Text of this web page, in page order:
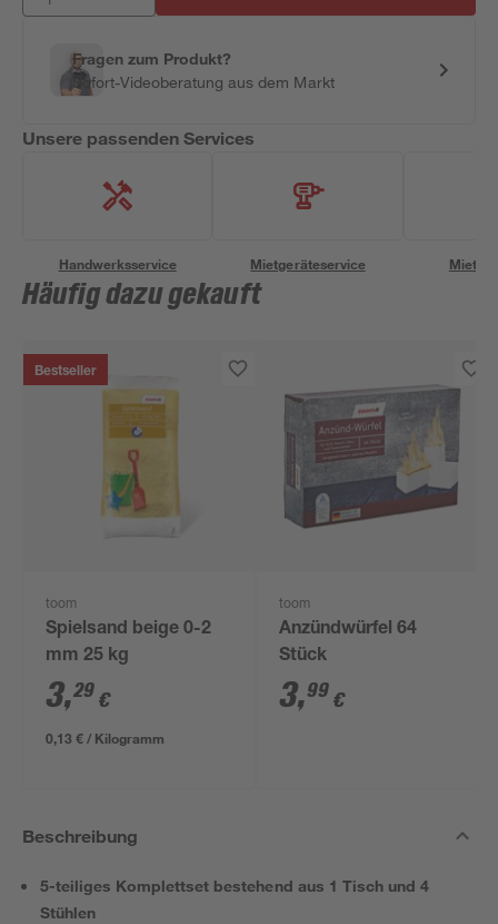
Fragen zum Produkt?
Sofort-Videoberatung aus dem Markt
Unsere passenden Services
Handwerksservice Mietgeräteservice
Häufig dazu gekauft
Bestseller
toom
Spielsand beige 0-2
mm 25 kg
3,29 €
0,13 € / Kilogramm
toom
Anzündwürfel 64
Stück
3,99 €
Beschreibung
5-teiliges Komplettset bestehend aus 1 Tisch und 4
Stühlen